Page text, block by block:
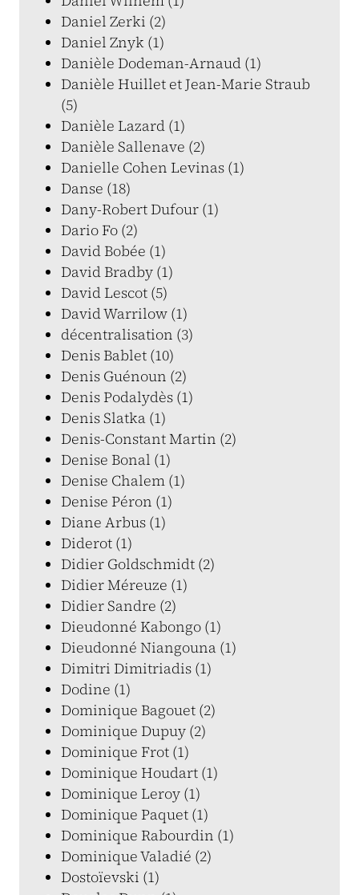
Daniel Zerki (2)
Daniel Znyk (1)
Danièle Dodeman-Arnaud (1)
Danièle Huillet et Jean-Marie Straub
(5)
Danièle Lazard (1)
Danièle Sallenave (2)
Danielle Cohen Levinas (1)
Danse (18)
Dany-Robert Dufour (1)
Dario Fo (2)
David Bobée (1)
David Bradby (1)
David Lescot (5)
David Warrilow (1)
décentralisation (3)
Denis Bablet (10)
Denis Guénoun (2)
Denis Podalydès (1)
Denis Slatka (1)
Denis-Constant Martin (2)
Denise Bonal (1)
Denise Chalem (1)
Denise Péron (1)
Diane Arbus (1)
Diderot (1)
Didier Goldschmidt (2)
Didier Méreuze (1)
Didier Sandre (2)
Dieudonné Kabongo (1)
Dieudonné Niangouna (1)
Dimitri Dimitriadis (1)
Dodine (1)
Dominique Bagouet (2)
Dominique Dupuy (2)
Dominique Frot (1)
Dominique Houdart (1)
Dominique Leroy (1)
Dominique Paquet (1)
Dominique Rabourdin (1)
Dominique Valadié (2)
Dostoïevski (1)